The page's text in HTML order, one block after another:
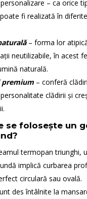
– ca orice
fi realizată în
– forma lor
neutilizabile, în acest
naturală.
premium – conferă
clădirii și
se folosește un
termopan triunghi,
implică curbarea
circulară sau ovală.
des întâlnite la